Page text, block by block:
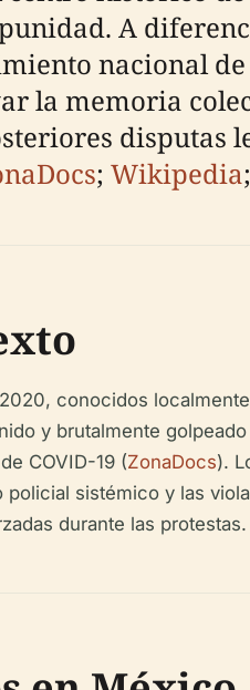
A
nacional
la memoria
disputas
; Wikipedia;
conocidos localmente
y brutalmente
COVID-19 (ZonaDocs).
sistémico y las
durante las protestas.